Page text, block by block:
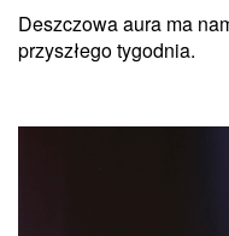
Deszczowa aura ma
przyszłego tygodnia.